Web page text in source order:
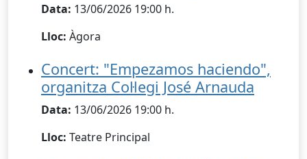
Data: 13/06/2026 19:00 h.
Lloc: Àgora
Concert: "Empezamos haciendo",
organitza Col·legi José Arnauda
Data: 13/06/2026 19:00 h.
Lloc: Teatre Principal